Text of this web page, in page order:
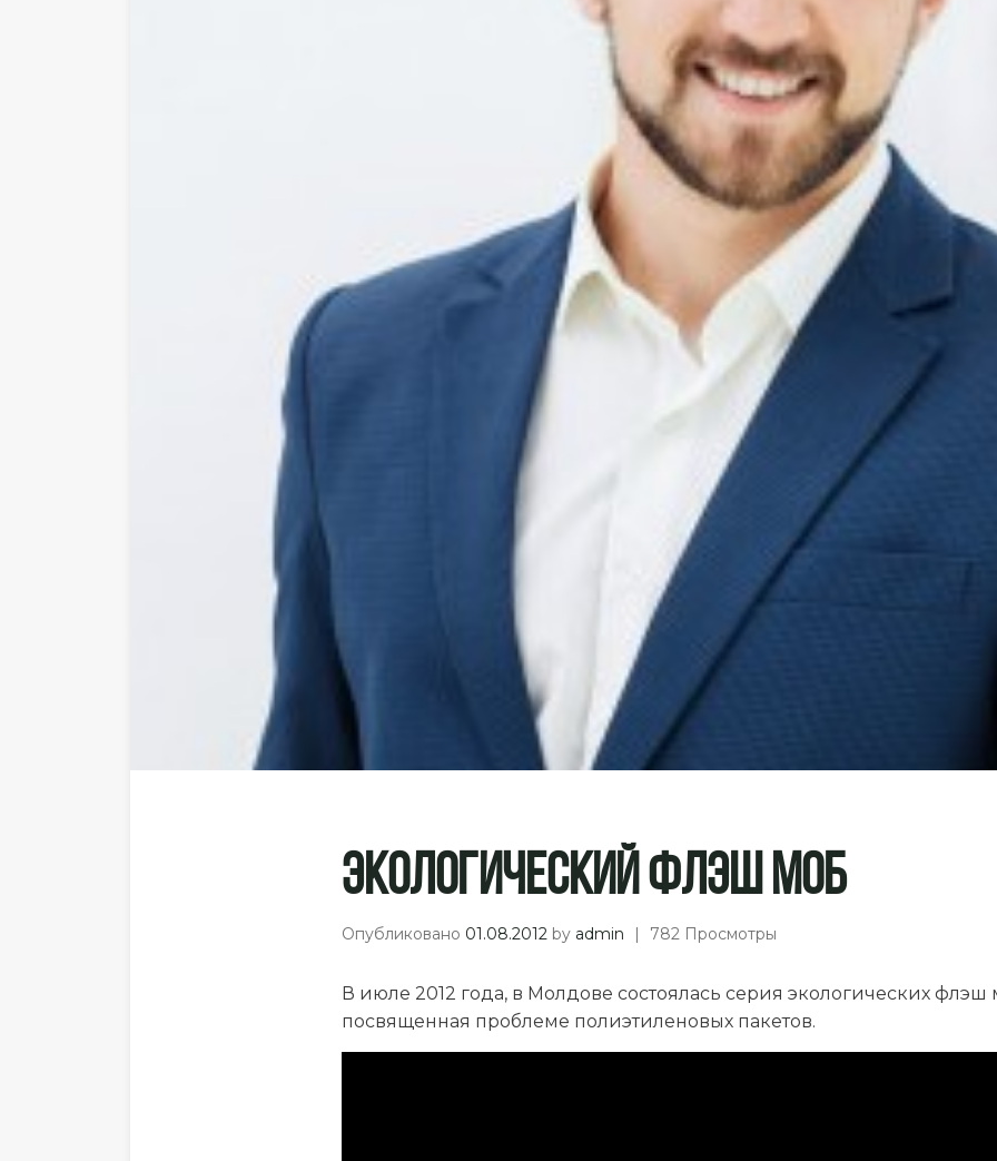
Экологический Флэш Моб
Опубликовано 01.08.2012 by admin | 782 Просмотры
В июле 2012 года, в Молдове состоялась серия экологических флэш
посвященная проблеме полиэтиленовых пакетов.